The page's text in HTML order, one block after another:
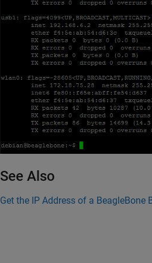
See Also
Get the IP Address of a BeagleBone